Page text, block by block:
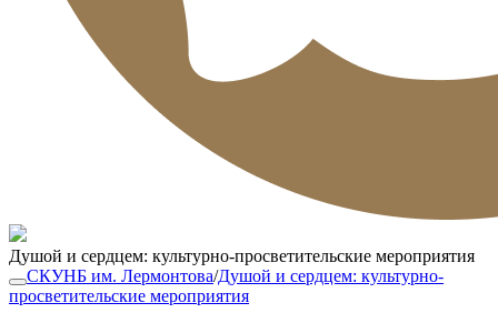
Душой и сердцем: культурно-просветительские мероприятия
СКУНБ им. Лермонтова/Душой и сердцем: культурно-
просветительские мероприятия